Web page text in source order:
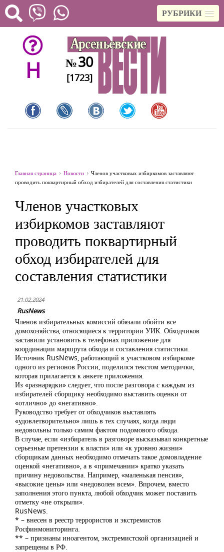
РУБРИКИ
H №30
[1723]
Главная страница Новости
Членов участковых избиркомов заставляют
проводить поквартирный обход избирателей для составления статистики
Членов участковых
избиркомов заставляют
проводить поквартирный
обход избирателей для
составления статистики
21.02.2024
RusNews
Членов избирательных комиссий обязали обойти все
домохозяйства, относящиеся к территории УИК. Обходчиков
заставили установить в телефонах приложение для
координации маршрута обхода и составления статистики.
Источник RusNews, работающий в участковом избиркоме
одного из регионов России, поделился текстом методички,
которая прилагается к анкете приложения.
Из «разнарядки» следует, что после разговора с каждым из
избирателей сборщику необходимо выставить оценки от
«отлично» до «негативно».
Руководство требует от обходчиков выставлять
«удовлетворительно» лишь в тех случаях, когда люди
недовольны только самим фактом подомового обхода.
В случае, если «избиратель в разговоре высказывал конкретные
серьезные претензии к власти» или «к уровню жизни»
сборщикам данных необходимо отмечать такое домовладение
оценкой «негативно», а в «примечании» кратко указать
причину недовольства. Например, «маленькая пенсия»,
«высокие цены» или «недоволен всем». Впрочем, вместо
заполнения этого пункта, любой обходчик может поставить
отметку «не открыли».
RusNews.
* – внесен в реестр террористов и экстремистов
Росфинмониторинга.
** – признаны иноагентом, экстремистской организацией и
запрещены в РФ.